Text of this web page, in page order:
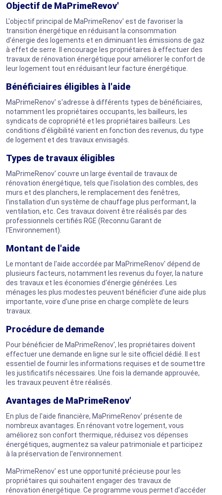
Objectif de MaPrimeRevov'
L'objectif principal de MaPrimeRenov' est de favoriser la
transition énergétique en réduisant la consommation
d'énergie des logements et en diminuant les émissions de gaz
à effet de serre. Il encourage les propriétaires à effectuer des
travaux de rénovation énergétique pour améliorer le confort de
leur logement tout en réduisant leur facture énergétique.
Bénéficiaires éligibles à l'aide
MaPrimeRenov' s'adresse à différents types de bénéficiaires,
notamment les propriétaires occupants, les bailleurs, les
syndicats de copropriété et les propriétaires bailleurs. Les
conditions d'éligibilité varient en fonction des revenus, du type
de logement et des travaux envisagés.
Types de travaux éligibles
MaPrimeRenov' couvre un large éventail de travaux de
rénovation énergétique, tels que l'isolation des combles, des
murs et des planchers, le remplacement des fenêtres,
l'installation d'un système de chauffage plus performant, la
ventilation, etc. Ces travaux doivent être réalisés par des
professionnels certifiés RGE (Reconnu Garant de
l'Environnement).
Montant de l'aide
Le montant de l'aide accordée par MaPrimeRenov' dépend de
plusieurs facteurs, notamment les revenus du foyer, la nature
des travaux et les économies d'énergie générées. Les
ménages les plus modestes peuvent bénéficier d'une aide plus
importante, voire d'une prise en charge complète de leurs
travaux.
Procédure de demande
Pour bénéficier de MaPrimeRenov', les propriétaires doivent
effectuer une demande en ligne sur le site officiel dédié. Il est
essentiel de fournir les informations requises et de soumettre
les justificatifs nécessaires. Une fois la demande approuvée,
les travaux peuvent être réalisés.
Avantages de MaPrimeRenov'
En plus de l'aide financière, MaPrimeRenov' présente de
nombreux avantages. En rénovant votre logement, vous
améliorez son confort thermique, réduisez vos dépenses
énergétiques, augmentez sa valeur patrimoniale et participez
à la préservation de l'environnement.
MaPrimeRenov' est une opportunité précieuse pour les
propriétaires qui souhaitent engager des travaux de
rénovation énergétique. Ce programme vous permet d'accéder